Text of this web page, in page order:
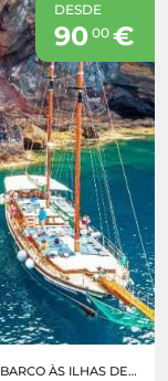
DESDE
90 00€
ÀS ILHAS DESERTAS